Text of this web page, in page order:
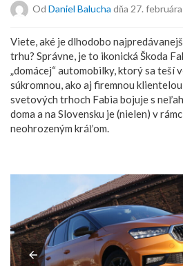
Od Daniel Balucha dňa 27.
Viete, aké je dlhodobo
trhu? Správne, je to ikonická Škoda
„domácej“ automobilky, ktorý sa teší
súkromnou, ako aj firemnou
svetových trhoch Fabia bojuje s
doma a na Slovensku je (nielen) v
neohrozeným kráľom.